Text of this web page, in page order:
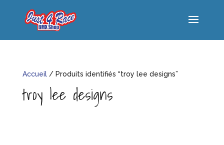
Accueil/ Produits identifiés “troy lee designs”
troy lee designs